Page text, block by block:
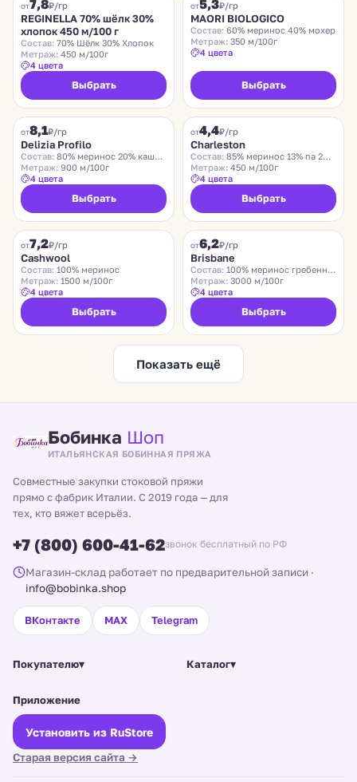
от7,8₽/гр
REGINELLA 70% шёлк 30%
хлопок 450 м/100 г
Состав: 70% Шёлк 30% Хлопок
Метраж: 450 м/100г
4 цвета
Выбрать
от5,3₽/гр
MAORI BIOLOGICO
Состав: 60% меринос 40% мохер
Метраж: 350 м/100г
4 цвета
Выбрать
от8,1₽/гр
Delizia Profilo
Состав: 80% меринос 20% кашемир
Метраж: 900 м/100г
4 цвета
Выбрать
от4,4₽/гр
Charleston
Состав: 85% меринос 13% па 2% эластан
Метраж: 450 м/100г
4 цвета
Выбрать
от7,2₽/гр
Cashwool
Состав: 100% меринос
Метраж: 1500 м/100г
4 цвета
Выбрать
от6,2₽/гр
Brisbane
Состав: 100% меринос гребенной
Метраж: 3000 м/100г
4 цвета
Выбрать
Показать ещё
Бобинка Шоп
ИТАЛЬЯНСКАЯ БОБИННАЯ ПРЯЖА
Совместные закупки стоковой пряжи
прямо с фабрик Италии. С 2019 года — для
тех, кто вяжет всерьёз.
+7 (800) 600-41-62звонок бесплатный по РФ
Магазин-склад работает по предварительной записи ·
info@bobinka.shop
ВКонтакте MAX Telegram
Покупателю▾ Каталог▾
Приложение
Установить из RuStore
Старая версия сайта →